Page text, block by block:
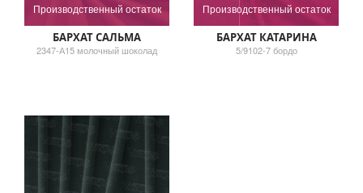
Производственный остаток
БАРХАТ САЛЬМА
2347-А15 молочный шоколад
Производственный остаток
БАРХАТ КАТАРИНА
5/9102-7 бордо